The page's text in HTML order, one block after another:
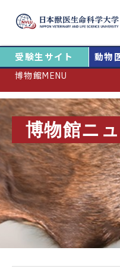
受験生サイト 動物
博物館MENU
博物館ニ